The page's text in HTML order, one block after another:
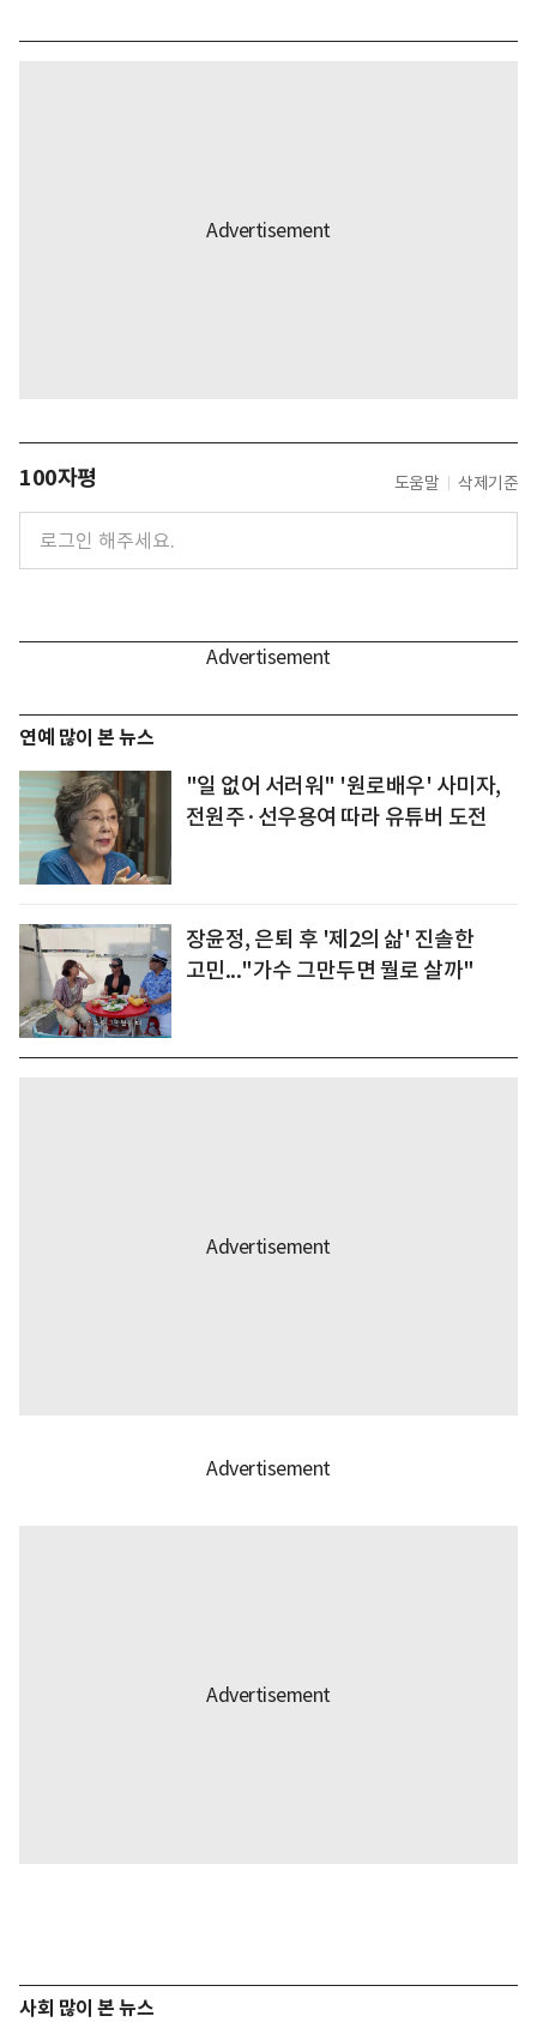
100자평 도움말 삭제기준
연예 많이 본 뉴스
"일 없어 서러워" '원로배우' 사미자,
전원주·선우용여 따라 유튜버 도전
장윤정, 은퇴 후 '제2의 삶' 진솔한
고민..."가수 그만두면 뭘로 살까"
사회 많이 본 뉴스